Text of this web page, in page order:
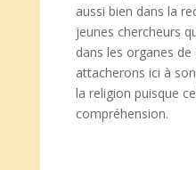
aussi bien dans la
jeunes chercheurs
dans les organes
attacherons ici à
la religion puisque
compréhension.